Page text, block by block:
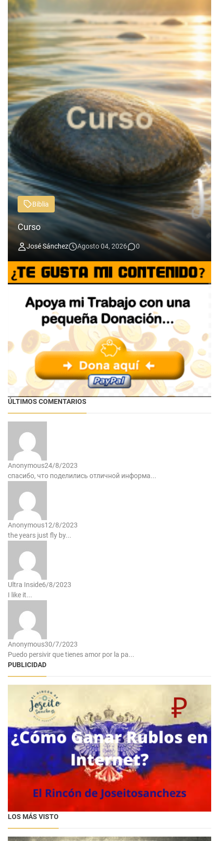
Biblia
Curso
José Sánchez Agosto 04, 2026 0
ÚLTIMOS COMENTARIOS
Anonymous24/8/2023
спасибо, что поделились отличной информа...
Anonymous12/8/2023
the years just fly by...
Ultra Inside6/8/2023
I like it...
Anonymous30/7/2023
Puedo persivir que tienes amor por la pa...
PUBLICIDAD
LOS MÁS VISTO